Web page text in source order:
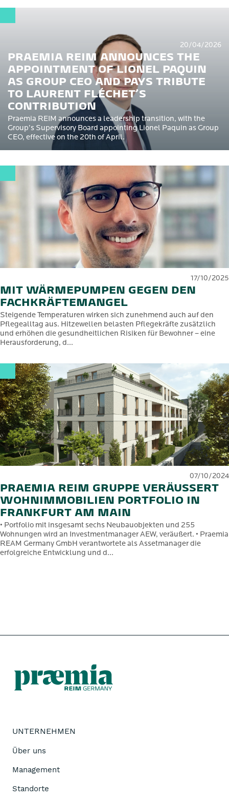
20/04/2026
PRAEMIA REIM ANNOUNCES THE
APPOINTMENT OF LIONEL PAQUIN
AS GROUP CEO AND PAYS TRIBUTE
TO LAURENT FLÉCHET’S
CONTRIBUTION
Praemia REIM announces a leadership transition, with the
Group’s Supervisory Board appointing Lionel Paquin as Group
CEO, effective on the 20th of April.
17/10/2025
MIT WÄRMEPUMPEN GEGEN DEN
FACHKRÄFTEMANGEL
Steigende Temperaturen wirken sich zunehmend auch auf den
Pflegealltag aus. Hitzewellen belasten Pflegekräfte zusätzlich
und erhöhen die gesundheitlichen Risiken für Bewohner – eine
Herausforderung, d...
07/10/2024
PRAEMIA REIM GRUPPE VERÄUSSERT W
OHNIMMOBILIEN PORTFOLIO IN F
RANKFURT AM MAIN
• Portfolio mit insgesamt sechs Neubauobjekten und 255
Wohnungen wird an Investmentmanager AEW, veräußert. • Praemia
REAM Germany GmbH verantwortete als Assetmanager die
erfolgreiche Entwicklung und d...
UNTERNEHMEN
Über uns
Management
Standorte